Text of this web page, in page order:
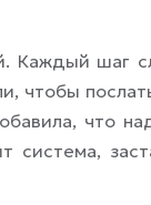
Каждый шаг
чтобы
что